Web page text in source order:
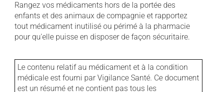
Rangez vos médicaments hors de la portée des
enfants et des animaux de compagnie et rapportez
tout médicament inutilisé ou périmé à la pharmacie
pour qu'elle puisse en disposer de façon sécuritaire.
Le contenu relatif au médicament et à la condition
médicale est fourni par Vigilance Santé. Ce document
est un résumé et ne contient pas tous les